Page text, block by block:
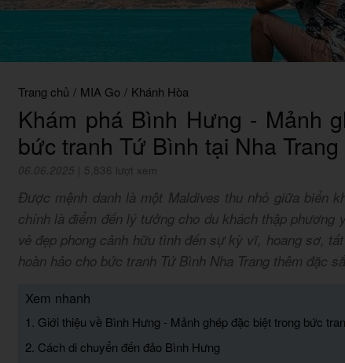
Trang chủ / MIA Go / Khánh Hòa
Khám phá Bình Hưng - Mảnh
bức tranh Tứ Bình tại Nha Trang
06.06.2025 5,836 lượt xem
Được mệnh danh là một Maldives thu nhỏ giữa biển
chính là điểm đến lý tưởng cho du khách thập phương
vẻ đẹp phong cảnh hữu tình đến sự kỳ vĩ, hoang sơ,
hoàn hảo cho bức tranh Tứ Bình Nha Trang thêm đặc
Xem nhanh
1. Giới thiệu về Bình Hưng - Mảnh ghép đặc biệt trong bức
2. Cách di chuyển đến đảo Bình Hưng